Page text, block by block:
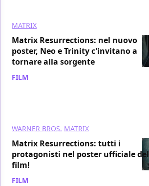
MATRIX
Matrix Resurrections: nel nuovo
poster, Neo e Trinity c'invitano a
tornare alla sorgente
FILM
WARNER BROS. MATRIX
Matrix Resurrections: tutti i
protagonisti nel poster ufficiale del
film!
FILM